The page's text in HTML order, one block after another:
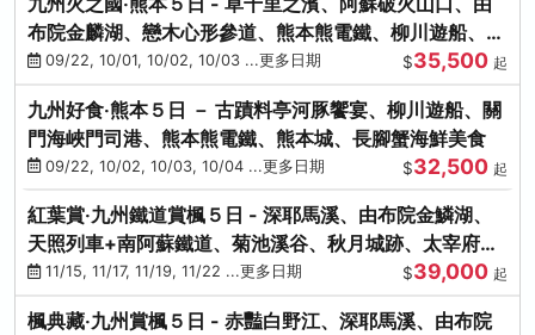
布院金麟湖、戀木心形參道、熊本熊電鐵、柳川遊船、地
獄蒸DIY
09/22, 10/01, 10/02, 10/03 ...更多日期 $35,500 起
九州好食‧熊本５日 － 古蹟料亭河豚饗宴、柳川遊船、關
門海峽門司港、熊本熊電鐵、熊本城、長腳蟹海鮮美食
09/22, 10/02, 10/03, 10/04 ...更多日期 $32,500 起
紅葉賞‧九州鐵道賞楓５日 - 深耶馬溪、由布院金鱗湖、
天照列車+南阿蘇鐵道、菊池溪谷、秋月城跡、太宰府天
滿宮、竈門神社
11/15, 11/17, 11/19, 11/22 ...更多日期 $39,000 起
楓典藏‧九州賞楓５日 - 赤豔白野江、深耶馬溪、由布院